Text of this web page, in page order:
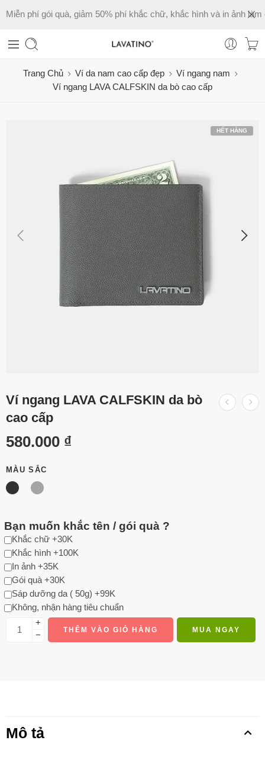
Miễn phí gói quà, giảm 50% phí khắc chữ, khắc hình và in ảnh làm
Trang Chủ Ví da nam cao cấp đẹp
Ví ngang nam
Ví ngang LAVA CALFSKIN da bò cao cấp
HẾT HÀNG
Ví ngang LAVA CALFSKIN da bò
cao cấp
580.000 ₫
MÀU SẮC
Bạn muốn khắc tên / gói quà ?
Khắc chữ +30K
Khắc hình +100K
In ảnh +35K
Gói quà +30K
Sáp dưỡng da ( 50g) +99K
Không, nhận hàng tiêu chuẩn
+
−
THÊM VÀO GIỎ HÀNG MUA NGAY
Mô tả